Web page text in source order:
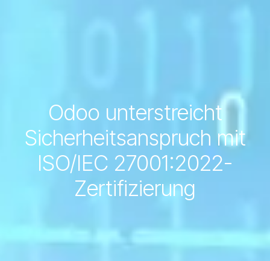
Odoo unterstreicht
Sicherheitsanspruch mit
ISO/IEC 27001:2022-
Zertifizierung